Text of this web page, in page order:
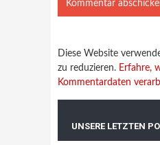
Diese Website
zu reduzieren. Erfahre,
Kommentardaten
UNSERE LETZTEN